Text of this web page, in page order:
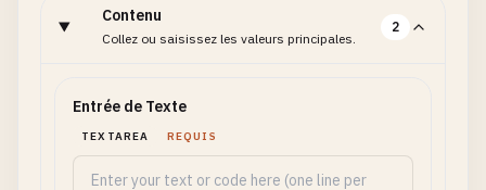
Contenu
Collez ou saisissez les valeurs principales.
2
Entrée de Texte
TEXTAREA REQUIS